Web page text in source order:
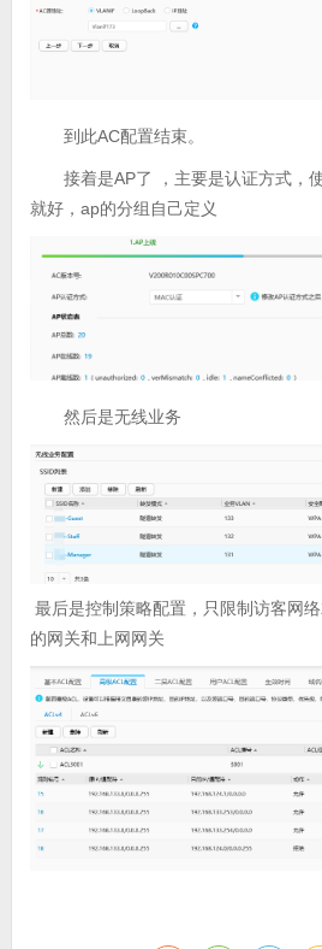
到此AC配置结束。
接着是AP了 ，主要是认证方式，
就好，ap的分组自己定义
然后是无线业务
最后是控制策略配置，只限制访客网
的网关和上网网关